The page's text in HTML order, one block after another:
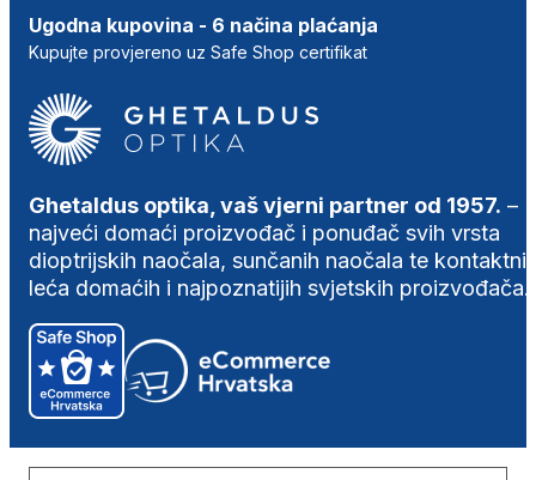
Ugodna kupovina - 6 načina plaćanja
Kupujte provjereno uz Safe Shop certifikat
Ghetaldus optika, vaš vjerni partner od 1957. –
najveći domaći proizvođač i ponuđač svih vrsta
dioptrijskih naočala, sunčanih naočala te
leća domaćih i najpoznatijih svjetskih proizvođača.